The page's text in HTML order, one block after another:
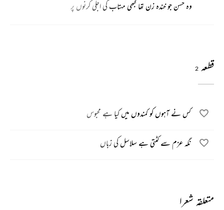
وہ حسن جو خندہ زن تھا کبھی مہتاب کی اجلی کرنوں پر
قطعہ 2
کس نے آہوں کو کمندوں میں کیا ہے محبوس
نگہ عزم سے کٹتی ہے سلاسل کی زباں
متعلقہ شعرا